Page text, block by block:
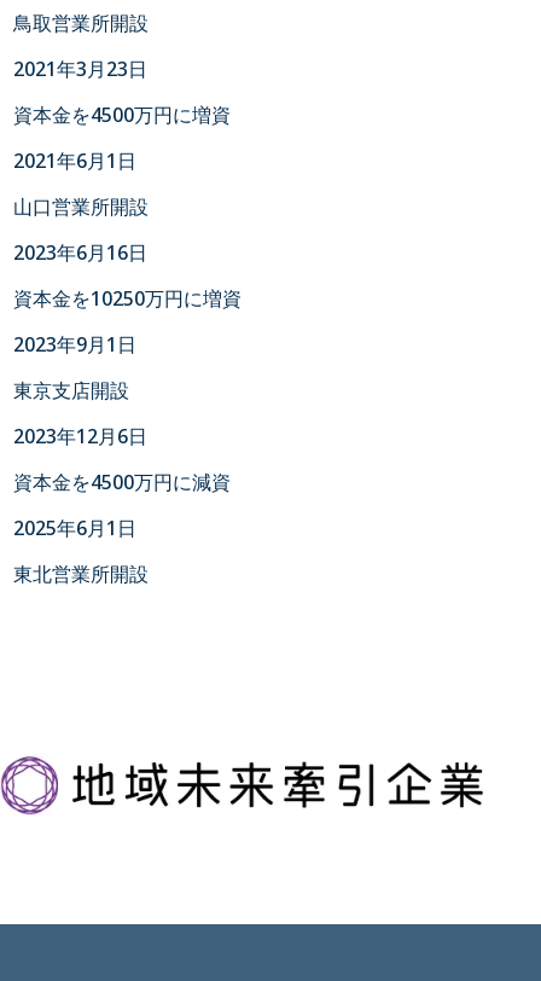
鳥取営業所開設
2021年3月23日
資本金を4500万円に増資
2021年6月1日
山口営業所開設
2023年6月16日
資本金を10250万円に増資
2023年9月1日
東京支店開設
2023年12月6日
資本金を4500万円に減資
2025年6月1日
東北営業所開設